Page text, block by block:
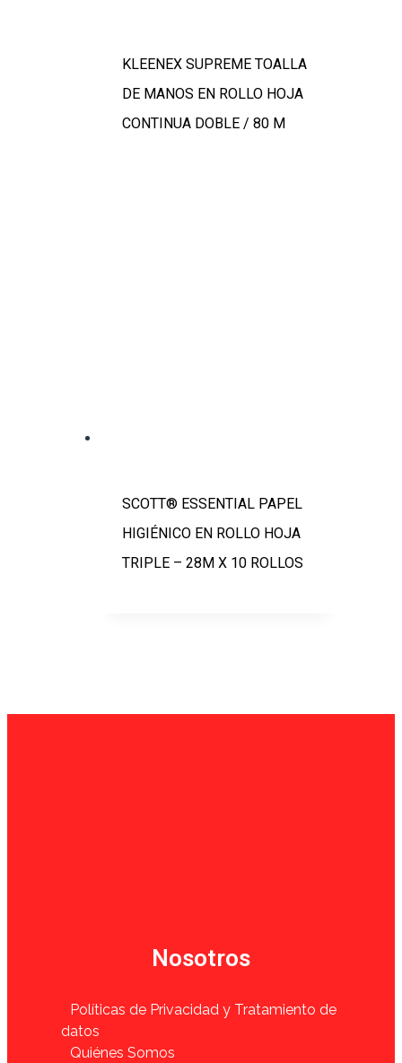
KLEENEX SUPREME TOALLA
DE MANOS EN ROLLO HOJA
CONTINUA DOBLE / 80 M
SCOTT® ESSENTIAL PAPEL
HIGIÉNICO EN ROLLO HOJA
TRIPLE – 28M X 10 ROLLOS
Nosotros
Políticas de Privacidad y Tratamiento de
datos
Quiénes Somos